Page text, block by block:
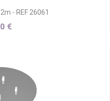
- REF 26061
€